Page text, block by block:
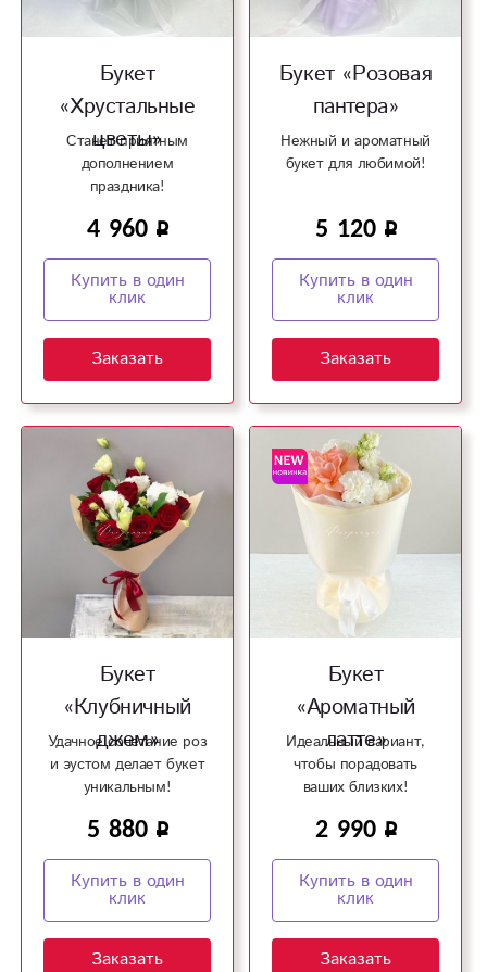
Букет
«Хрустальные
цветы»
Станет приятным
дополнением
праздника!
4 960
Купить в один
клик
Заказать
Букет «Розовая
пантера»
Нежный и ароматный
букет для любимой!
5 120
Купить в один
клик
Заказать
Букет
«Клубничный
джем»
Удачное сочетание роз
и эустом делает букет
уникальным!
5 880
Купить в один
клик
Заказать
Букет
«Ароматный
латте»
Идеальный вариант,
чтобы порадовать
ваших близких!
2 990
Купить в один
клик
Заказать